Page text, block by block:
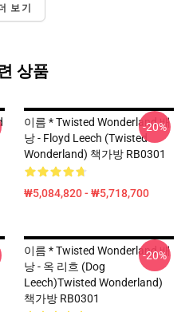
보기
상품
이름 * Twisted Wonderland 배
낭 - Floyd Leech (Twisted
Wonderland) 책가방 RB0301
₩5,084,820 - ₩5,718,700
-20%
이름 * Twisted Wonderland 배
낭 - 옥 리흐 (Dog
Leech)Twisted Wonderland)
책가방 RB0301
-20%